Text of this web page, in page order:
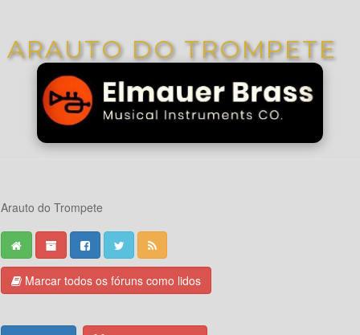
ARAUTO DO TROMPETE
Arauto do Trompete
Marcar todos os fóruns como lidos